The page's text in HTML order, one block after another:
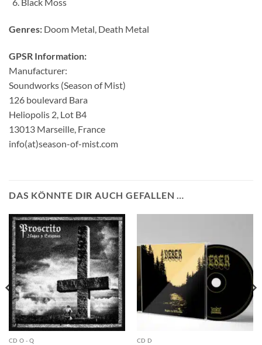
Genres: Doom Metal, Death Metal
GPSR Information:
Manufacturer:
Soundworks (Season of Mist)
126 boulevard Bara
Heliopolis 2, Lot B4
13013 Marseille, France
info(at)season-of-mist.com
DAS KÖNNTE DIR AUCH GEFALLEN …
CD O - Q CD D